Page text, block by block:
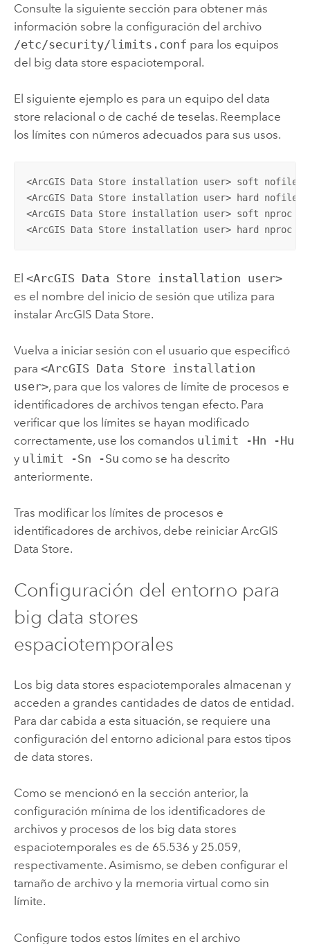
Consulte la siguiente sección para obtener más
información sobre la configuración del archivo
/etc/security/limits.conf para los equipos
del big data store espaciotemporal.
El siguiente ejemplo es para un equipo del data
store relacional o de caché de teselas. Reemplace
los límites con números adecuados para sus usos.
<ArcGIS Data Store installation user> soft nofile
<ArcGIS Data Store installation user> hard
<ArcGIS Data Store installation user> soft nproc
<ArcGIS Data Store installation user> hard nproc
El <ArcGIS Data Store installation user>
es el nombre del inicio de sesión que utiliza para
instalar ArcGIS Data Store.
Vuelva a iniciar sesión con el usuario que especificó
para <ArcGIS Data Store installation
user>, para que los valores de límite de procesos e
identificadores de archivos tengan efecto. Para
verificar que los límites se hayan modificado
correctamente, use los comandos ulimit -Hn -Hu
y ulimit -Sn -Su como se ha descrito
anteriormente.
Tras modificar los límites de procesos e
identificadores de archivos, debe reiniciar ArcGIS
Data Store.
Configuración del entorno para
big data stores
espaciotemporales
Los big data stores espaciotemporales almacenan y
acceden a grandes cantidades de datos de entidad.
Para dar cabida a esta situación, se requiere una
configuración del entorno adicional para estos tipos
de data stores.
Como se mencionó en la sección anterior, la
configuración mínima de los identificadores de
archivos y procesos de los big data stores
espaciotemporales es de 65.536 y 25.059,
respectivamente. Asimismo, se deben configurar el
tamaño de archivo y la memoria virtual como sin
límite.
Configure todos estos límites en el archivo